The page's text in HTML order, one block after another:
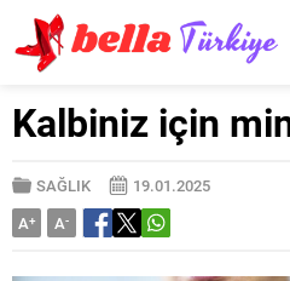
Kalbiniz için
SAĞLIK
19.01.2025
A+ A-